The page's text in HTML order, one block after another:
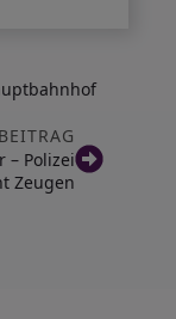
– Polizei
Zeugen